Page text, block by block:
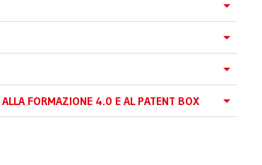
FORMAZIONE 4.0 E AL PATENT BOX